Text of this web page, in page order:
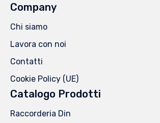
Company
Chi siamo
Lavora con noi
Contatti
Cookie Policy (UE)
Catalogo Prodotti
Raccorderia Din